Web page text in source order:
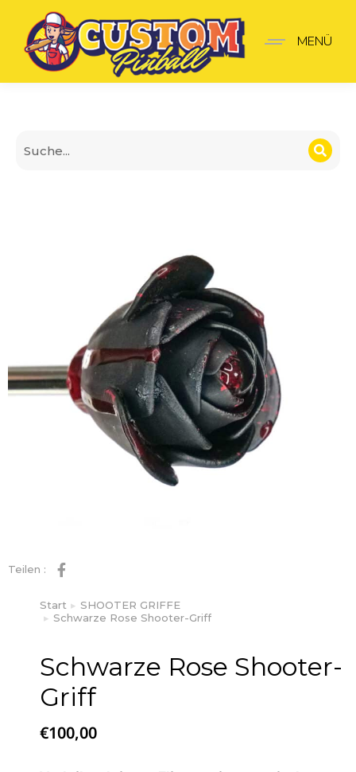
Schwarze Rose
MENÜ
Teilen :
Sie befinden sich hier:
Start
SHOOTER GRIFFE
Schwarze Rose Shooter-Griff
Schwarze Rose Shooter-
Griff
€100,00